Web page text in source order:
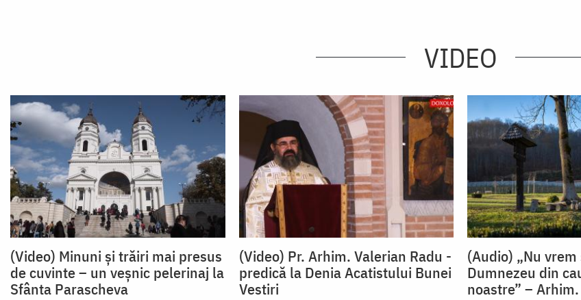
VIDEO
(Video) Minuni și trăiri mai presus
de cuvinte – un veșnic pelerinaj la
Sfânta Parascheva
(Video) Pr. Arhim. Valerian Radu -
predică la Denia Acatistului Bunei
Vestiri
(Audio) „Nu
Dumnezeu din
noastre” –